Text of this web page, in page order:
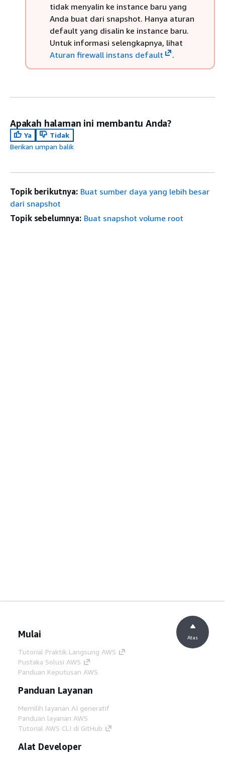
tidak menyalin ke instance baru yang
Anda buat dari snapshot. Hanya aturan
default yang disalin ke instance baru.
Untuk informasi selengkapnya, lihat
Aturan firewall instans default
.
Apakah halaman ini membantu Anda?
Ya
Tidak
Berikan umpan balik
Topik berikutnya: Buat sumber daya yang lebih besar
dari snapshot
Topik sebelumnya: Buat snapshot volume root
Mulai
Tutorial Praktik Langsung AWS
Pustaka Solusi AWS
Panduan Keputusan AWS
Panduan Layanan
Memilih layanan AI generatif
Panduan layanan AWS
Tutorial AWS CLI di GitHub
Alat Developer
Atas